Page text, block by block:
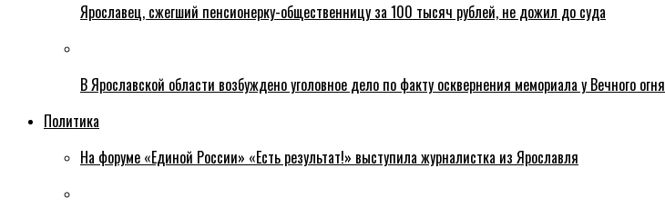
Ярославец, сжегший пенсионерку-общественницу за 100 тысяч рублей, не дожил до суда
В Ярославской области возбуждено уголовное дело по факту осквернения мемориала у Вечного огня
Политика
На форуме «Единой России» «Есть результат!» выступила журналистка из Ярославля